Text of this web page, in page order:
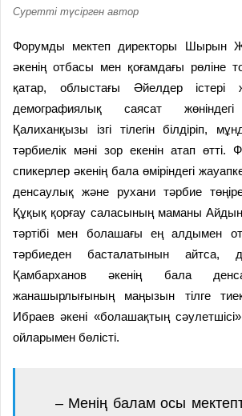
Суретті түсірген автор
Форумды мектеп директоры Шырын
әкенің отбасы мен қоғамдағы рөліне
қатар, облыстағы Әйелдер істері
демографиялық саясат
Қалиханқызы ізгі тілегін білдіріп,
тәрбиелік мәні зор екенін атап өтті.
спикерлер әкенің бала өміріндегі
денсаулық және рухани тәрбие
Құқық қорғау саласының маманы
тәртібі мен болашағы ең алдымен
тәрбиеден басталатынын айтса,
Қамбарханов әкенің бала
жанашырлығының маңызын тілге
Ибраев әкені «болашақтың
ойларымен бөлісті.
– Менің балам осы